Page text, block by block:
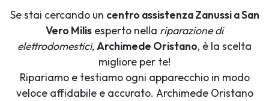
Se stai cercando un centro assistenza Zanussi a San
Vero Milis esperto nella riparazione di
elettrodomestici, Archimede Oristano, è la scelta
migliore per te!
Ripariamo e testiamo ogni apparecchio in modo
veloce affidabile e accurato. Archimede Oristano